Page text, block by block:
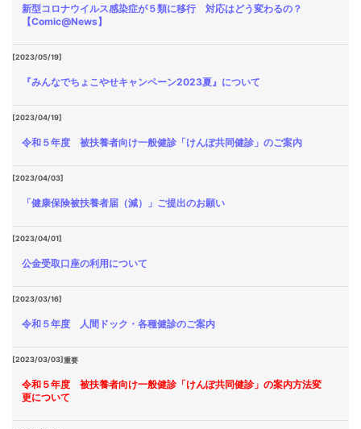
新型コロナウイルス感染症が５類に移行 対応はどう変わるの？
【Comic@News】
[2023/05/19]
『みんなでちょこやせキャンペーン2023夏』について
[2023/04/19]
令和５年度 被扶養者向け一般健診「けんぽ共同健診」のご案内
[2023/04/03]
「健康保険被扶養者届（減）」ご提出のお願い
[2023/04/01]
公金受取口座の利用について
[2023/03/16]
令和５年度 人間ドック・各種健診のご案内
[2023/03/03]重要
令和５年度 被扶養者向け一般健診「けんぽ共同健診」の案内方法変
更について